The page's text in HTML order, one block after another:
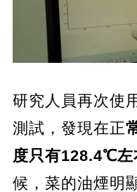
研究人員再次使
測試，發現在正
度只有128.4℃左
候，菜的油煙明